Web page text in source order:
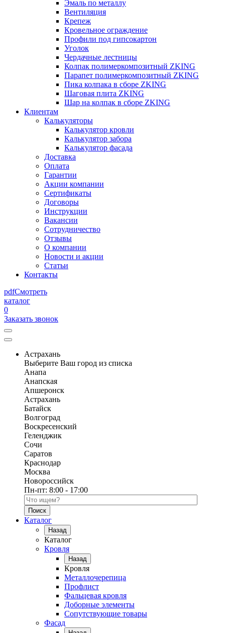
Эмаль по металлу
Вентиляция
Крепеж
Кровельное ограждение
Профили под гипсокартон
Уголок
Чердачные лестницы
Колпак полимеркомпозитный ZKING
Парапет полимеркомпозитный ZKING
Пика колпака в сборе ZKING
Шаговая плита ZKING
Шар на колпак в сборе ZKING
Клиентам
Калькуляторы
Калькулятор кровли
Калькулятор забора
Калькулятор фасада
Доставка
Оплата
Гарантии
Акции компании
Сертификаты
Договоры
Инструкции
Вакансии
Сотрудничество
Отзывы
О компании
Новости и акции
Статьи
Контакты
pdfСмотреть
каталог
0
Заказать звонок
Астрахань
Выберите Ваш город из списка
Анапа
Анапская
Апшеронск
Астрахань
Батайск
Волгоград
Воскресенский
Геленджик
Сочи
Саратов
Краснодар
Москва
Новороссийск
Пн-пт: 8:00 - 17:00
Поиск по каталогу
Каталог
Назад
Каталог
Кровля
Назад
Кровля
Металлочерепица
Профлист
Фальцевая кровля
Доборные элементы
Сопутствующие товары
Фасад